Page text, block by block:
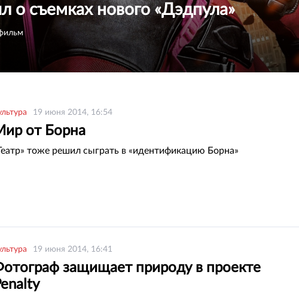
о съемках нового «Дэдпула»
19 июня 2014, 16:54
от Борна
тоже решил сыграть в «идентификацию Борна»
19 июня 2014, 16:41
защищает природу в проекте